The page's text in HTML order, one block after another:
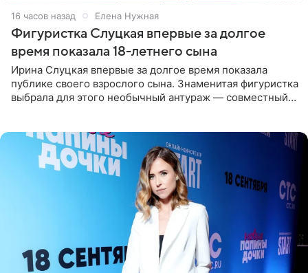
16 часов назад Елена Нужная
Фигуристка Слуцкая впервые за долгое
время показала 18-летнего сына
Ирина Слуцкая впервые за долгое время показала
публике своего взрослого сына. Знаменитая фигуристка
выбрала для этого необычный антураж — совместный